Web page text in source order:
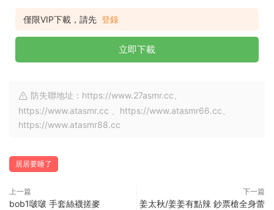
僅限VIP下載，請先 登錄
立即下載
防失聯地址：https://www.27asmr.cc、
https://www.atasmr.cc 、https://www.atasmr66.cc、
https://www.atasmr88.cc
居居要睡了
上一篇
bob1啵啵 手套絲襪搓麥
下一篇
姜太秋/姜姜有點辣 鈔票槍全身蕾